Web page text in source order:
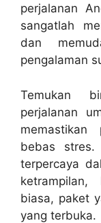
perjalanan
sangatlah
dan
pengalaman
Temukan
perjalanan
bebas stres.
terpercaya
biasa, paket
yang terbuka.